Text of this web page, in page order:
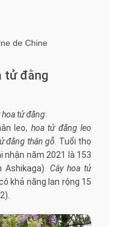
de Chine
tử đằng
hoa tử đằng:
leo, hoa tử đằng leo
đằng thân gỗ. Tuổi thọ
năm 2021 là 153
Cây hoa tử
khả năng lan rộng 15